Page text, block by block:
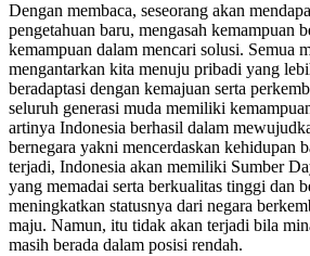
Dengan membaca, seseorang akan
pengetahuan baru, mengasah kemampuan
kemampuan dalam mencari solusi. Semua
mengantarkan kita menuju pribadi yang
beradaptasi dengan kemajuan serta
seluruh generasi muda memiliki
artinya Indonesia berhasil dalam
bernegara yakni mencerdaskan kehidupan
terjadi, Indonesia akan memiliki Sumber
yang memadai serta berkualitas tinggi dan
meningkatkan statusnya dari negara
maju. Namun, itu tidak akan terjadi bila
masih berada dalam posisi rendah.